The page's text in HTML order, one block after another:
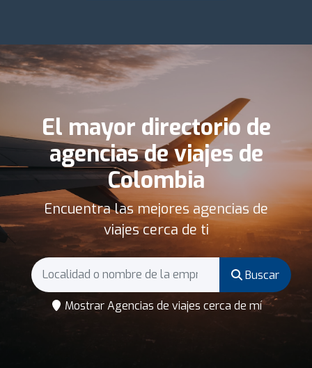
El mayor directorio de
agencias de viajes de
Colombia
Encuentra las mejores agencias de
viajes cerca de ti
Buscar
Mostrar Agencias de viajes cerca de mí